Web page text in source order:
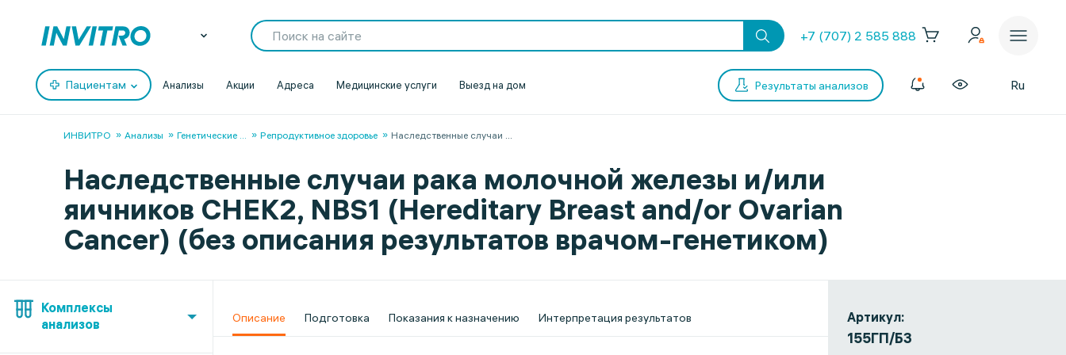
+7 (707) 2 585 888
Пациентам Анализы Акции Адреса Медицинские услуги Выезд на дом Результаты анализов Ru
ИНВИТРО Анализы Генетические ... Репродуктивное здоровье Наследственные случаи ...
Наследственные случаи рака молочной железы и/или
яичников CHEK2, NBS1 (Hereditary Breast and/or Ovarian
Cancer) (без описания результатов врачом-генетиком)
Комплексы
анализов
Артикул:
155ГП/БЗ
Описание Подготовка Показания к назначению Интерпретация результатов